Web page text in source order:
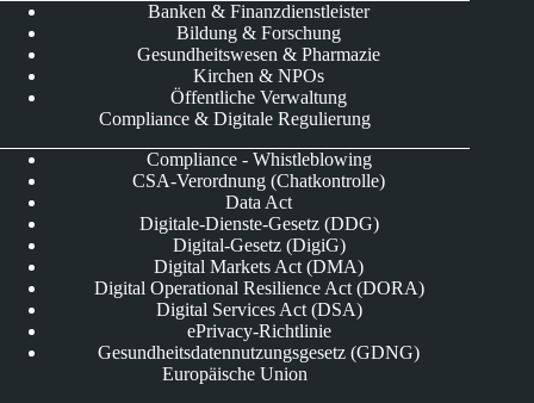
Banken & Finanzdienstleister
Bildung & Forschung
Gesundheitswesen & Pharmazie
Kirchen & NPOs
Öffentliche Verwaltung
Compliance & Digitale Regulierung
Compliance - Whistleblowing
CSA-Verordnung (Chatkontrolle)
Data Act
Digitale-Dienste-Gesetz (DDG)
Digital-Gesetz (DigiG)
Digital Markets Act (DMA)
Digital Operational Resilience Act (DORA)
Digital Services Act (DSA)
ePrivacy-Richtlinie
Gesundheitsdatennutzungsgesetz (GDNG)
Europäische Union